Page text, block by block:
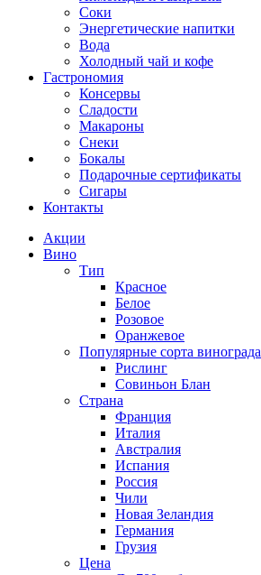
Соки
Энергетические напитки
Вода
Холодный чай и кофе
Гастрономия
Консервы
Сладости
Макароны
Снеки
Бокалы
Подарочные сертификаты
Сигары
Контакты
Акции
Вино
Тип
Красное
Белое
Розовое
Оранжевое
Популярные сорта винограда
Рислинг
Совиньон Блан
Страна
Франция
Италия
Австралия
Испания
Россия
Чили
Новая Зеландия
Германия
Грузия
Цена